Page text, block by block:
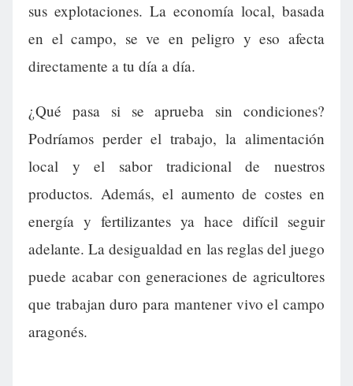
sus explotaciones. La economía local, basada
en el campo, se ve en peligro y eso afecta
directamente a tu día a día.
¿Qué pasa si se aprueba sin condiciones?
Podríamos perder el trabajo, la alimentación
local y el sabor tradicional de nuestros
productos. Además, el aumento de costes en
energía y fertilizantes ya hace difícil seguir
adelante. La desigualdad en las reglas del juego
puede acabar con generaciones de agricultores
que trabajan duro para mantener vivo el campo
aragonés.